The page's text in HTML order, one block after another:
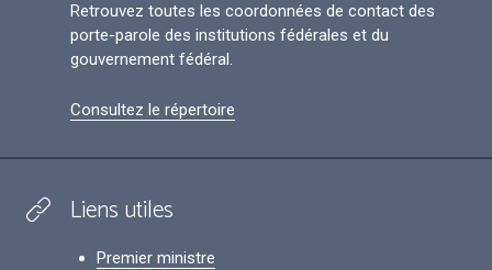
Retrouvez toutes les coordonnées de contact des
porte-parole des institutions fédérales et du
gouvernement fédéral.
Consultez le répertoire
Liens utiles
Premier ministre